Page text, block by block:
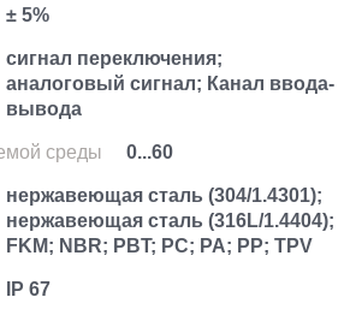
± 5%
сигнал переключения;
аналоговый сигнал; Канал ввода-
вывода
среды 0...60
нержавеющая сталь (304/1.4301);
нержавеющая сталь (316L/1.4404);
FKM; NBR; PBT; PC; PA; PP; TPV
IP 67